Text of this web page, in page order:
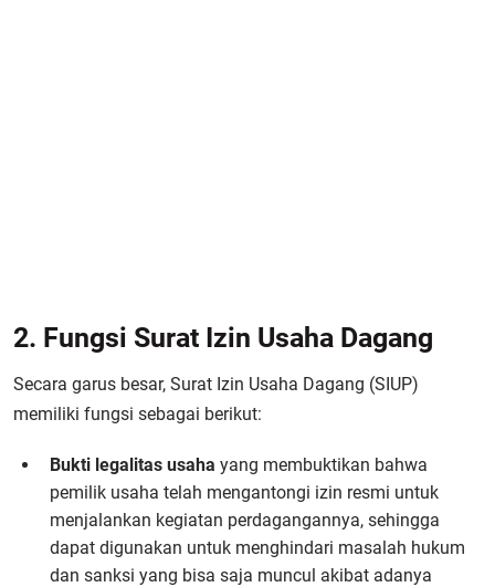
2. Fungsi Surat Izin Usaha Dagang
Secara garus besar, Surat Izin Usaha Dagang (SIUP)
memiliki fungsi sebagai berikut:
Bukti legalitas usaha yang membuktikan bahwa
pemilik usaha telah mengantongi izin resmi untuk
menjalankan kegiatan perdagangannya, sehingga
dapat digunakan untuk menghindari masalah hukum
dan sanksi yang bisa saja muncul akibat adanya